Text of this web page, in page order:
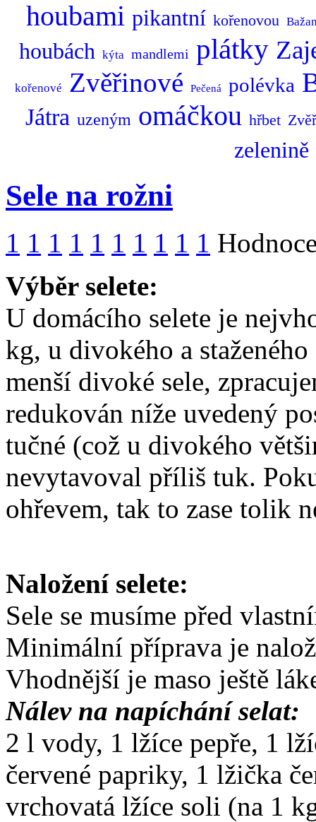
houbami pikantní kořenovou
houbách kýta mandlemi plátky
kořenové Zvěřinové Pečená polévka
Játra uzeným omáčkou hřbet
zelenině
Sele na rožni
1 1 1 1 1 1 1 1 1 1
Výběr selete:
U domácího selete je
kg, u divokého a
menší divoké sele,
redukován níže uvedený
tučné (což u divokého
nevytavoval příliš tuk.
ohřevem, tak to zase tolik
Naložení selete:
Sele se musíme před
Minimální příprava je
Vhodnější je maso ještě
Nálev na napíchání selat:
2 l vody, 1 lžíce pepře, 1
červené papriky, 1 lžička
vrchovatá lžíce soli (na 1